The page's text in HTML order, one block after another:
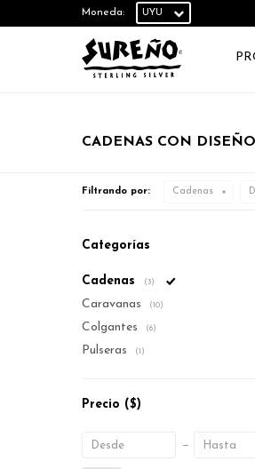
Moneda:
CADENAS CON
Filtrando por: Cadenas
Categorías
Cadenas (3)
Caravanas (10)
Colgantes (6)
Pulseras (1)
Precio ($)